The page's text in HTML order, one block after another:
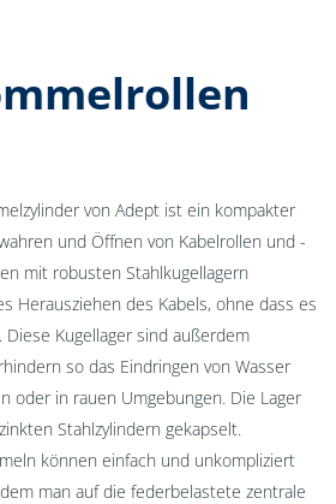
von Adept ist ein kompakter
und Öffnen von Kabelrollen und -
mit robusten Stahlkugellagern
Herausziehen des Kabels, ohne dass es
Kugellager sind außerdem
so das Eindringen von Wasser
oder in rauen Umgebungen. Die Lager
Stahlzylindern gekapselt.
können einfach und unkompliziert
man auf die federbelastete zentrale